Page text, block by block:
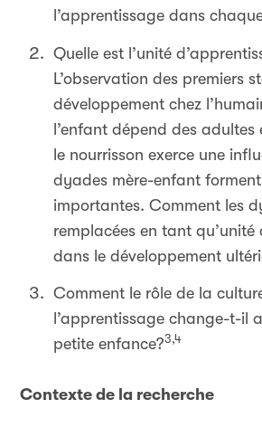
l’apprentissage dans
Quelle est l’unité
L’observation des premiers
développement chez
l’enfant dépend des adultes
le nourrisson exerce une
dyades mère-enfant
importantes. Comment les
remplacées en tant qu’unité
dans le développement
Comment le rôle de la
l’apprentissage change-t-il
petite enfance?3,4
Contexte de la recherche